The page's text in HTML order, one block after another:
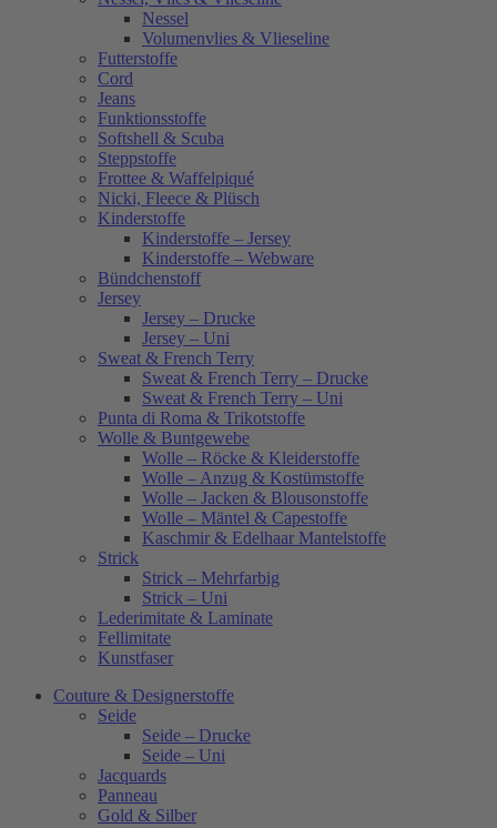
Nessel
Volumenvlies & Vlieseline
Futterstoffe
Cord
Jeans
Funktionsstoffe
Softshell & Scuba
Steppstoffe
Frottee & Waffelpiqué
Nicki, Fleece & Plüsch
Kinderstoffe
Kinderstoffe – Jersey
Kinderstoffe – Webware
Bündchenstoff
Jersey
Jersey – Drucke
Jersey – Uni
Sweat & French Terry
Sweat & French Terry – Drucke
Sweat & French Terry – Uni
Punta di Roma & Trikotstoffe
Wolle & Buntgewebe
Wolle – Röcke & Kleiderstoffe
Wolle – Anzug & Kostümstoffe
Wolle – Jacken & Blousonstoffe
Wolle – Mäntel & Capestoffe
Kaschmir & Edelhaar Mantelstoffe
Strick
Strick – Mehrfarbig
Strick – Uni
Lederimitate & Laminate
Fellimitate
Kunstfaser
Couture & Designerstoffe
Seide
Seide – Drucke
Seide – Uni
Jacquards
Panneau
Gold & Silber